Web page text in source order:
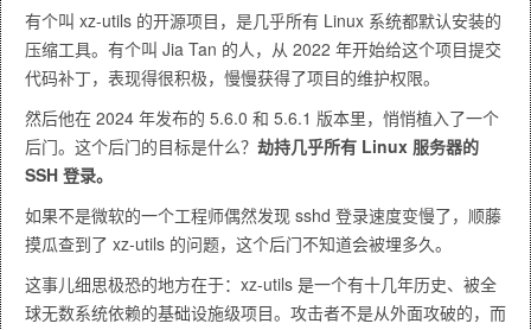
有个叫 xz-utils 的开源项目，是几乎所有 Linux 系统都默认安装的
压缩工具。有个叫 Jia Tan 的人，从 2022 年开始给这个项目提交
代码补丁，表现得很积极，慢慢获得了项目的维护权限。
然后他在 2024 年发布的 5.6.0 和 5.6.1 版本里，悄悄植入了一个
后门。这个后门的目标是什么？ 劫持几乎所有 Linux 服务器的
SSH 登录。
如果不是微软的一个工程师偶然发现 sshd 登录速度变慢了，顺藤
摸瓜查到了 xz-utils 的问题，这个后门不知道会被埋多久。
这事儿细思极恐的地方在于：xz-utils 是一个有十几年历史、被全
球无数系统依赖的基础设施级项目。攻击者不是从外面攻破的，而